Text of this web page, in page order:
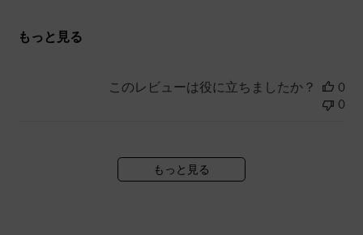
もっと見る
このレビューは役に立ちましたか？
0
0
もっと見る